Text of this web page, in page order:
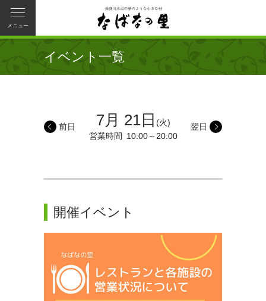
メニュー
イベント一覧
7月 21日 (火)
営業時間
10:00～20:00
前日 翌日
開催イベント